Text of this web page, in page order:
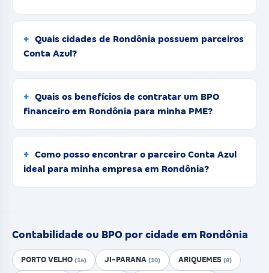
Quais cidades de Rondônia possuem parceiros
Conta Azul?
Quais os benefícios de contratar um BPO
financeiro em Rondônia para minha PME?
Como posso encontrar o parceiro Conta Azul
ideal para minha empresa em Rondônia?
Contabilidade ou BPO por cidade em Rondônia
PORTO VELHO (16) JI-PARANA (10) ARIQUEMES (8)